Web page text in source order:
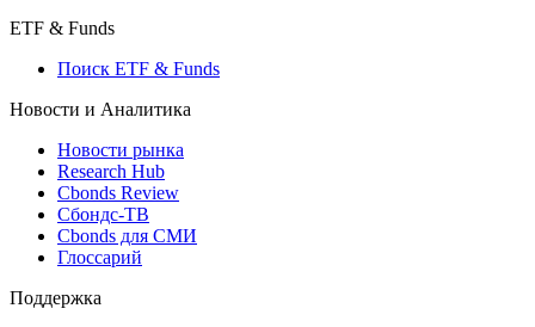
ETF & Funds
Поиск ETF & Funds
Новости и Аналитика
Новости рынка
Research Hub
Cbonds Review
Сбондс-ТВ
Cbonds для СМИ
Глоссарий
Поддержка